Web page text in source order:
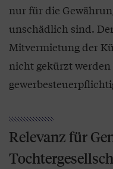
nur für die
unschädlich sind.
Mitvermietung der
nicht gekürzt
Relevanz für